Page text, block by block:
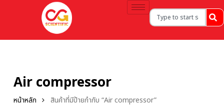
Air compressor
หน้าหลัก สินค้าที่มีป้ายกำกับ “Air compressor”